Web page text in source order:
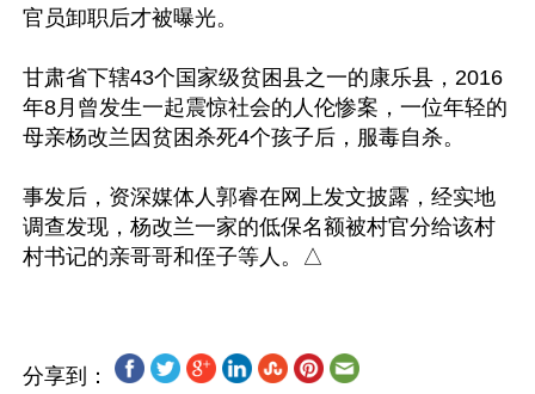
官员卸职后才被曝光。
甘肃省下辖43个国家级贫困县之一的康乐县，2016
年8月曾发生一起震惊社会的人伦惨案，一位年轻的
母亲杨改兰因贫困杀死4个孩子后，服毒自杀。
事发后，资深媒体人郭睿在网上发文披露，经实地
调查发现，杨改兰一家的低保名额被村官分给该村
分享到：